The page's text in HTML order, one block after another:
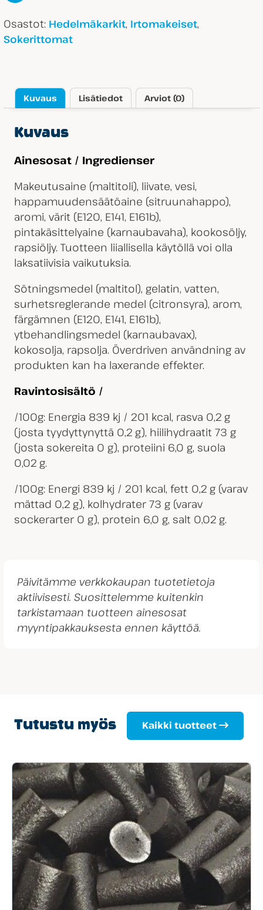
Osastot: Hedelmäkarkit, Irtomakeiset,
Sokerittomat
Kuvaus Lisätiedot Arviot (0)
Kuvaus
Ainesosat / Ingredienser
Makeutusaine (maltitoli), liivate, vesi,
happamuudensäätöaine (sitruunahappo),
aromi, värit (E120, E141, E161b),
pintakäsittelyaine (karnaubavaha), kookosöljy,
rapsiöljy. Tuotteen liiallisella käytöllä voi olla
laksatiivisia vaikutuksia.
Sötningsmedel (maltitol), gelatin, vatten,
surhetsreglerande medel (citronsyra), arom,
färgämnen (E120, E141, E161b),
ytbehandlingsmedel (karnaubavax),
kokosolja, rapsolja. Överdriven användning av
produkten kan ha laxerande effekter.
Ravintosisältö /
/100g: Energia 839 kj / 201 kcal, rasva 0,2 g
(josta tyydyttynyttä 0,2 g), hiilihydraatit 73 g
(josta sokereita 0 g), proteiini 6,0 g, suola
0,02 g.
/100g: Energi 839 kj / 201 kcal, fett 0,2 g (varav
mättad 0,2 g), kolhydrater 73 g (varav
sockerarter 0 g), protein 6,0 g, salt 0,02 g.
Päivitämme verkkokaupan tuotetietoja
aktiivisesti. Suosittelemme kuitenkin
tarkistamaan tuotteen ainesosat
myyntipakkauksesta ennen käyttöä.
Tutustu myös Kaikki tuotteet